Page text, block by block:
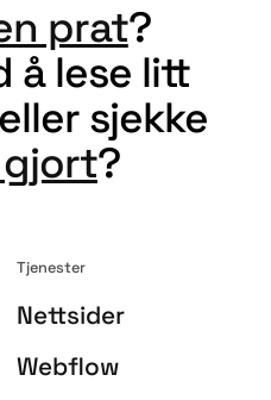
prat?
å lese litt
sjekke
gjort?
Tjenester
Nettsider
Webflow